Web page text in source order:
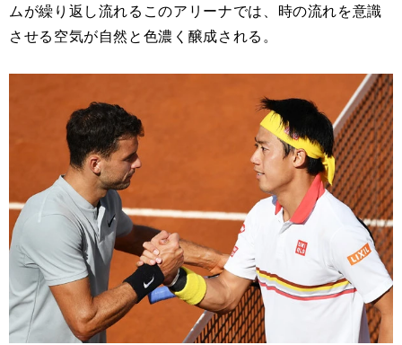
ムが繰り返し流れるこのアリーナでは、時の流れを意識
させる空気が自然と色濃く醸成される。